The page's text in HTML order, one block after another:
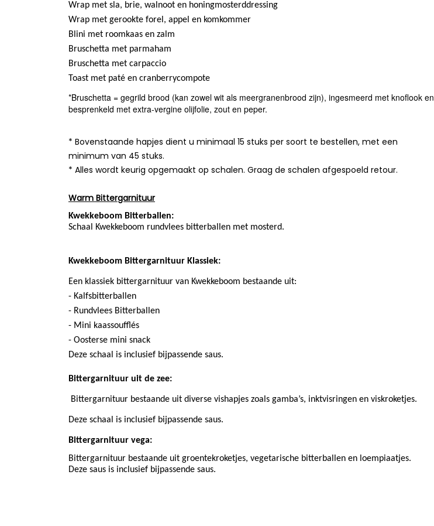
Wrap met sla, brie, walnoot en honingmosterddressing
Wrap met gerookte forel, appel en komkommer
Blini met roomkaas en zalm
Bruschetta met parmaham
Bruschetta met carpaccio
Toast met paté en cranberrycompote
*Bruschetta = gegrild brood (kan zowel wit als meergranenbrood zijn), ingesmeerd met knoflook en
besprenkeld met extra-vergine olijfolie, zout en peper.
* Bovenstaande hapjes dient u minimaal 15 stuks per soort te bestellen, met een
minimum van 45 stuks.
* Alles wordt keurig opgemaakt op schalen. Graag de schalen afgespoeld retour.
Warm Bittergarnituur
Kwekkeboom Bitterballen:
Schaal Kwekkeboom rundvlees bitterballen met mosterd.
Kwekkeboom Bittergarnituur Klassiek:
Een klassiek bittergarnituur van Kwekkeboom bestaande uit:
- Kalfsbitterballen
- Rundvlees Bitterballen
- Mini kaassoufflés
- Oosterse mini snack
Deze schaal is inclusief bijpassende saus.
Bittergarnituur uit de zee:
Bittergarnituur bestaande uit diverse vishapjes zoals gamba’s, inktvisringen en viskroketjes.
Deze schaal is inclusief bijpassende saus.
Bittergarnituur vega:
Bittergarnituur bestaande uit groentekroketjes, vegetarische bitterballen en loempiaatjes.
Deze saus is inclusief bijpassende saus.